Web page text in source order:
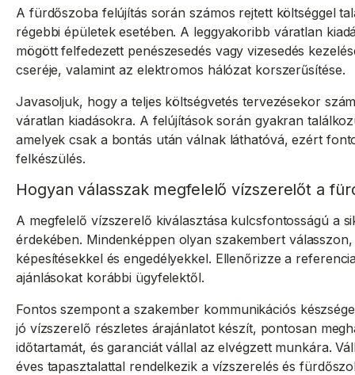
A fürdőszoba felújítás során számos rejtett költséggel
régebbi épületek esetében. A leggyakoribb váratlan
mögött felfedezett penészesedés vagy vizesedés
cseréje, valamint az elektromos hálózat korszerűsítése.
Javasoljuk, hogy a teljes költségvetés tervezésekor
váratlan kiadásokra. A felújítások során gyakran
amelyek csak a bontás után válnak láthatóvá, ezért
felkészülés.
Hogyan válasszak megfelelő vízszerelőt a
A megfelelő vízszerelő kiválasztása kulcsfontosságú a
érdekében. Mindenképpen olyan szakembert
képesítésekkel és engedélyekkel. Ellenőrizze a
ajánlásokat korábbi ügyfelektől.
Fontos szempont a szakember kommunikációs
jó vízszerelő részletes árajánlatot készít, pontosan
időtartamát, és garanciát vállal az elvégzett munkára.
éves tapasztalattal rendelkezik a vízszerelés és